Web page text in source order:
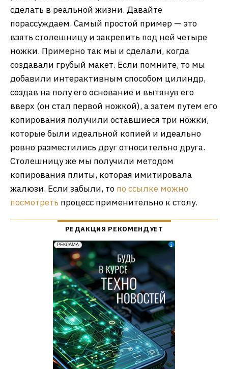
сделать в реальной жизни. Давайте
порассуждаем. Самый простой пример — это
взять столешницу и закрепить под ней четыре
ножки. Примерно так мы и сделали, когда
создавали грубый макет. Если помните, то мы
добавили интерактивным способом цилиндр,
создав на полу его основание и вытянув его
вверх (он стал первой ножкой), а затем путем его
копирования получили оставшиеся три ножки,
которые были идеальной копией и идеально
ровно разместились друг относительно друга.
Столешницу же мы получили методом
копирования плиты, которая имитировала
жалюзи. Если забыли, то по ссылке можно
посмотреть процесс применительно к столу.